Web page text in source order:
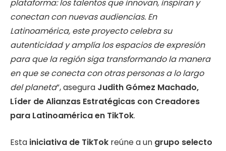
plataforma: los talentos que innovan, inspiran y
conectan con nuevas audiencias. En
Latinoamérica, este proyecto celebra su
autenticidad y amplía los espacios de expresión
para que la región siga transformando la manera
en que se conecta con otras personas a lo largo
del planeta”, asegura Judith Gómez Machado,
Líder de Alianzas Estratégicas con Creadores
para Latinoamérica en TikTok.
Esta iniciativa de TikTok reúne a un grupo selecto